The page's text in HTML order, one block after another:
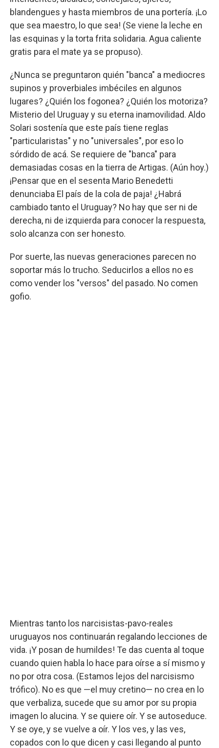
blandengues y hasta miembros de una portería. ¡Lo
que sea maestro, lo que sea! (Se viene la leche en
las esquinas y la torta frita solidaria. Agua caliente
gratis para el mate ya se propuso).
¿Nunca se preguntaron quién "banca" a mediocres
supinos y proverbiales imbéciles en algunos
lugares? ¿Quién los fogonea? ¿Quién los motoriza?
Misterio del Uruguay y su eterna inamovilidad. Aldo
Solari sostenía que este país tiene reglas
"particularistas" y no "universales", por eso lo
sórdido de acá. Se requiere de "banca" para
demasiadas cosas en la tierra de Artigas. (Aún hoy.)
¡Pensar que en el sesenta Mario Benedetti
denunciaba El país de la cola de paja! ¿Habrá
cambiado tanto el Uruguay? No hay que ser ni de
derecha, ni de izquierda para conocer la respuesta,
solo alcanza con ser honesto.
Por suerte, las nuevas generaciones parecen no
soportar más lo trucho. Seducirlos a ellos no es
como vender los "versos" del pasado. No comen
gofio.
Mientras tanto los narcisistas-pavo-reales
uruguayos nos continuarán regalando lecciones de
vida. ¡Y posan de humildes! Te das cuenta al toque
cuando quien habla lo hace para oírse a sí mismo y
no por otra cosa. (Estamos lejos del narcisismo
trófico). No es que —el muy cretino— no crea en lo
que verbaliza, sucede que su amor por su propia
imagen lo alucina. Y se quiere oír. Y se autoseduce.
Y se oye, y se vuelve a oír. Y los ves, y las ves,
copados con lo que dicen y casi llegando al punto